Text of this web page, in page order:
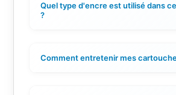
Quel type d'encre est utilisé dans
?
Comment entretenir mes